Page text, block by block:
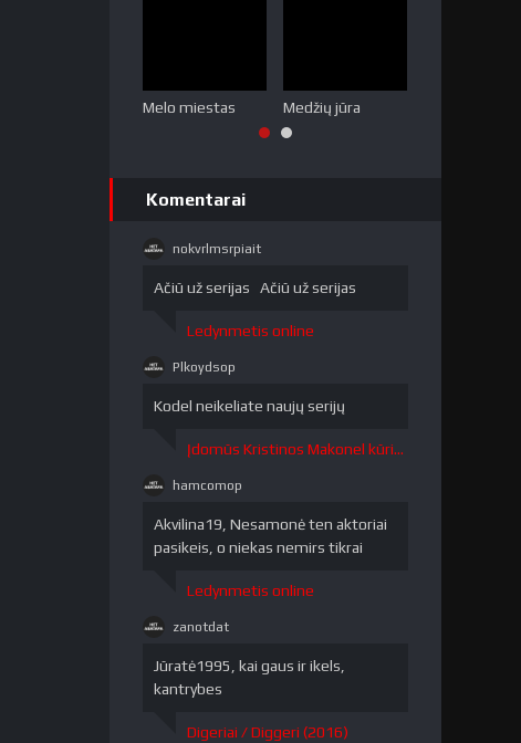
Melo miestas Medžių jūra
Komentarai
nokvrlmsrpiait
Ačiū už serijas Ačiū už serijas
Ledynmetis online
/>
Plkoydsop
Kodel neikeliate naujų serijų
Įdomūs Kristinos Makonel kūriniai / The Curious Creations of Christine McConnell 1 sezonas
hamcomop
Akvilina19, Nesamonė ten aktoriai
pasikeis, o niekas nemirs tikrai
Ledynmetis online
zanotdat
Jūratė1995, kai gaus ir ikels,
kantrybes
Digeriai / Diggeri (2016)